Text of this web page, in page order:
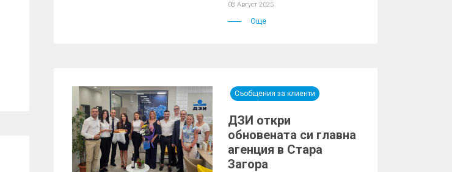
08 Август 2025
Още
Съобщения за клиенти
ДЗИ откри
обновената си главна
агенция в Стара
Загора